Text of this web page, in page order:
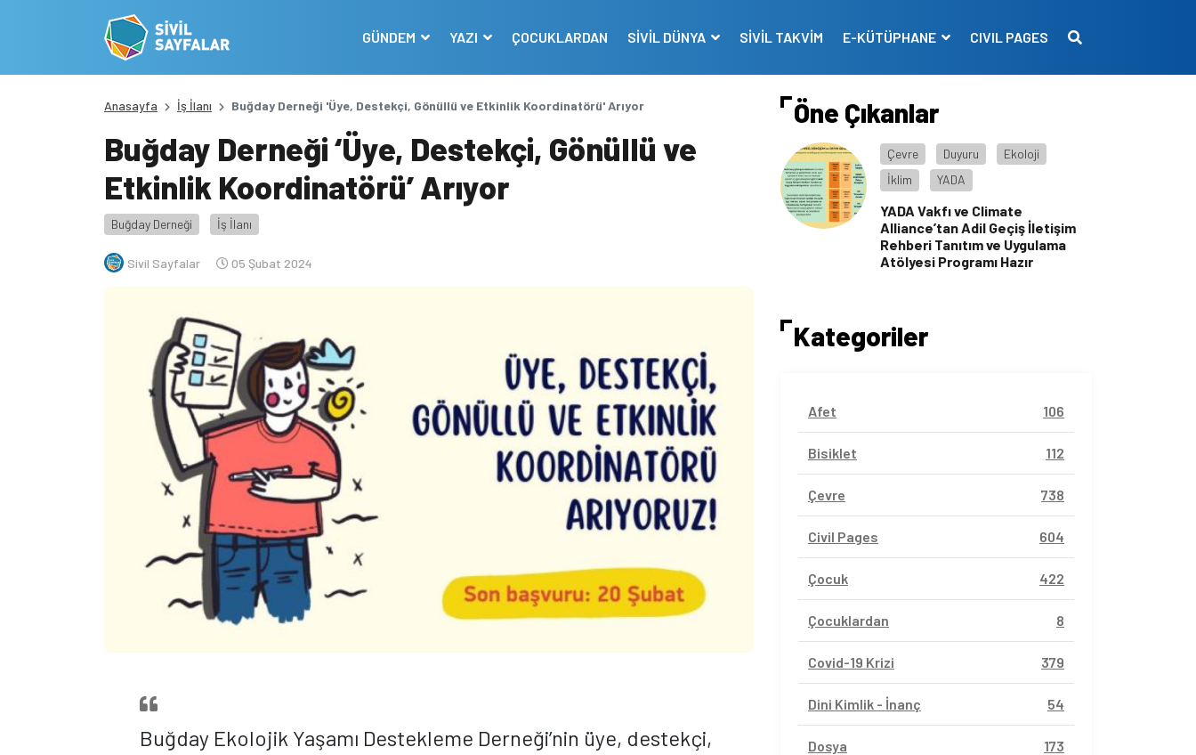
GÜNDEM YAZI ÇOCUKLARDAN SİVİL DÜNYA SİVİL TAKVİM E-KÜTÜPHANE CIVIL PAGES
Anasayfa İş İlanı Buğday Derneği 'Üye, Destekçi, Gönüllü ve Etkinlik Koordinatörü' Arıyor
Buğday Derneği ‘Üye, Destekçi, Gönüllü ve
Etkinlik Koordinatörü’ Arıyor
Buğday Derneği İş İlanı
Sivil Sayfalar 05 Şubat 2024
Buğday Ekolojik Yaşamı Destekleme Derneği’nin üye, destekçi,
Öne Çıkanlar
Çevre Duyuru
Ekoloji
İklim
YADA
YADA Vakfı ve Climate
Alliance’tan Adil Geçiş İletişim
Rehberi Tanıtım ve Uygulama
Atölyesi Programı Hazır
Kategoriler
Afet 106
Bisiklet 112
Çevre 738
Civil Pages 604
Çocuk 422
Çocuklardan 8
Covid-19 Krizi 379
Dini Kimlik - İnanç 54
Dosya 173